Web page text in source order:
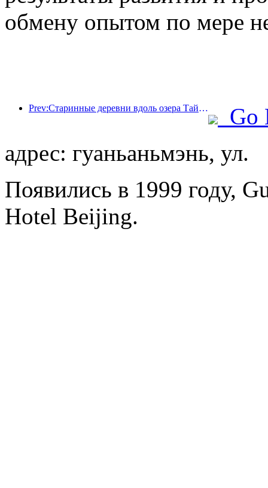
обмену опытом по мере
Prev:Старинные деревни вдоль озера Тайху в Хучжоу провинции Чжэцзян начали реконструкцию и модернизацию, в которые было инвестировано около 1 млрд юаней.
Go
адрес: гуаньаньмэнь, ул.
Появились в 1999 году,
Hotel Beijing.